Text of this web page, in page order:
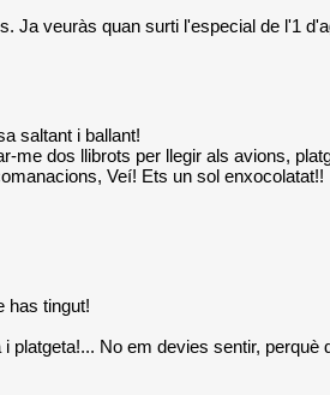
Ja veuràs quan surti l'especial de l'1
saltant i ballant!
me dos llibrots per llegir als avions,
Veí! Ets un sol enxocolatat!!
has tingut!
platgeta!... No em devies sentir, perquè